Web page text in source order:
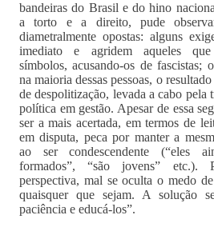
bandeiras do Brasil e do hino
a torto e a direito, pude
diametralmente opostas: alguns
imediato e agridem aqueles
símbolos, acusando-os de fascistas;
na maioria dessas pessoas, o
de despolitização, levada a cabo pela
política em gestão. Apesar de essa
ser a mais acertada, em termos de
em disputa, peca por manter a
ao ser condescendente (“eles
formados”, “são jovens” etc.).
perspectiva, mal se oculta o medo de
quaisquer que sejam. A solução
paciência e educá-los”.